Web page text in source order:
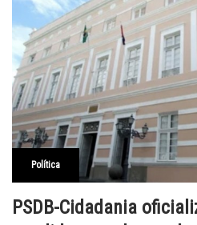
Política
PSDB-Cidadania